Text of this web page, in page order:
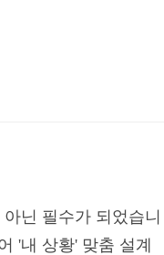
닌 필수가 되었습니
'내 상황' 맞춤 설계